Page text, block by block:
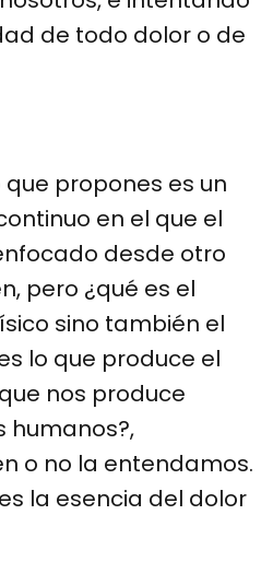
de todo dolor o de
propones es un
en el que el
desde otro
pero ¿qué es el
sino también el
lo que produce el
nos produce
humanos?,
o no la entendamos.
la esencia del dolor